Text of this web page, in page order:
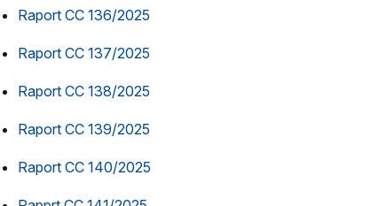
Raport CC 136/2025
Raport CC 137/2025
Raport CC 138/2025
Raport CC 139/2025
Raport CC 140/2025